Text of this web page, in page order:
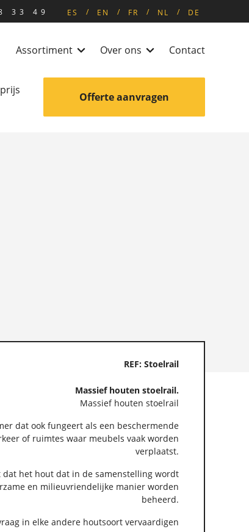
33 49 ES EN FR NL DE
Assortiment Over ons Contact
Offerte aanvragen
REF: Stoelrail
Massief houten stoelrail.
Massief houten stoelrail
dat ook fungeert als een beschermende
of ruimtes waar meubels vaak worden
verplaatst.
dat het hout dat in de samenstelling wordt
en milieuvriendelijke manier worden
beheerd.
in elke andere houtsoort vervaardigen